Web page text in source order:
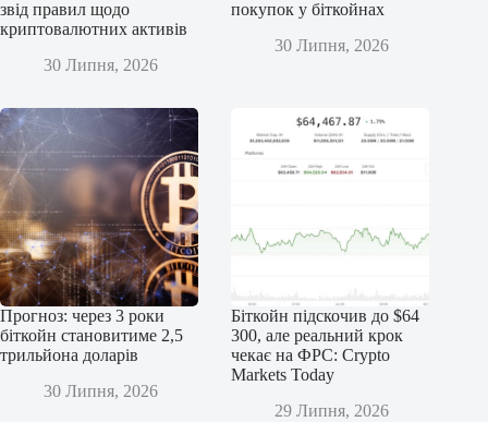
звід правил щодо
криптовалютних активів
30 Липня, 2026
покупок у біткойнах
30 Липня, 2026
Прогноз: через 3 роки
біткойн становитиме 2,5
трильйона доларів
30 Липня, 2026
Біткойн підскочив до $64
300, але реальний крок
чекає на ФРС: Crypto
Markets Today
29 Липня, 2026